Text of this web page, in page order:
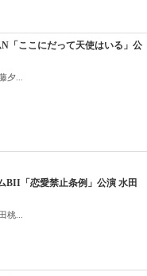
「ここにだって天使はいる」公
夕...
BII「恋愛禁止条例」公演 水田
桃...